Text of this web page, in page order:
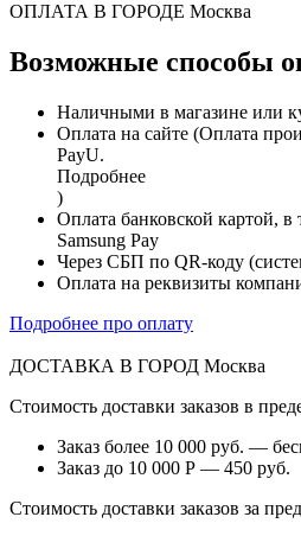
ОПЛАТА В ГОРОДЕ Москва
Возможные способы
Наличными в магазине или
Оплата на сайте (Оплата
PayU.
Подробнее
)
Оплата банковской картой, в
Samsung Pay
Через СБП по QR-коду
Оплата на реквизиты
Подробнее про оплату
ДОСТАВКА В ГОРОД Москва
Стоимость доставки заказов в
Заказ более 10 000 руб. —
Заказ до 10 000 Р — 450 руб.
Стоимость доставки заказов за